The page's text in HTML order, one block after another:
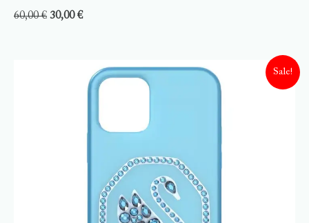
60,00€ 30,00€
Sale!